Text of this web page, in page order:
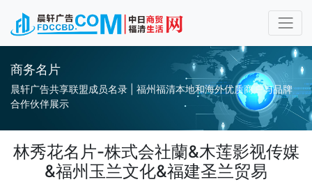
商务名片
晨轩广告共享联盟成员名录 | 福州福清本地和海外优质商户与品牌
合作伙伴展示
林秀花名片-株式会社蘭&木莲影视传媒
&福州玉兰文化&福建圣兰贸易